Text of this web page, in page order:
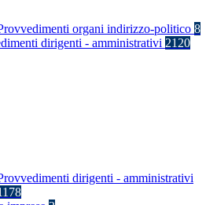
organi indirizzo-politico 8
dirigenti - amministrativi 2120
dirigenti - amministrativi